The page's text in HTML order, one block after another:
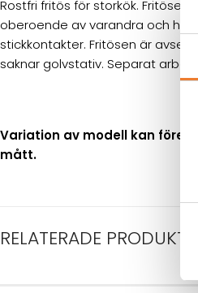
Rostfri fritös för storkök. Fritösen
oberoende av varandra och
stickkontakter. Fritösen är
saknar golvstativ. Separat
Variation av modell kan
mått.
RELATERADE PRODUKTER